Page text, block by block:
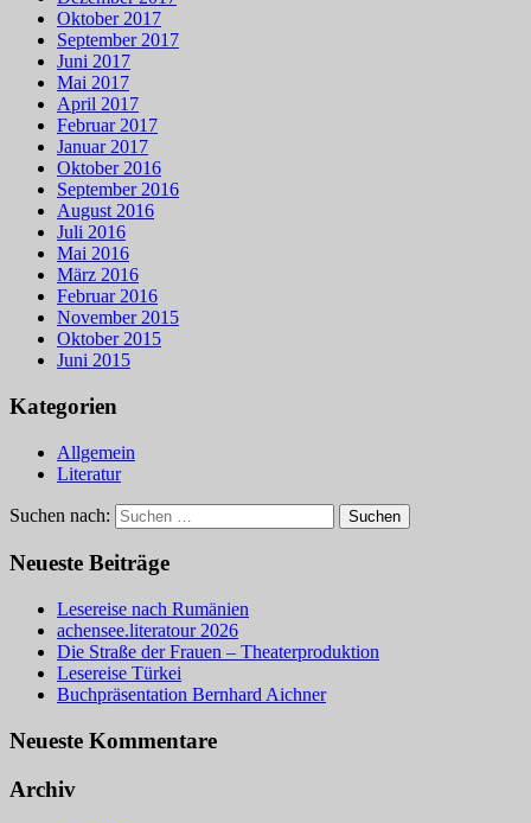
Oktober 2017
September 2017
Juni 2017
Mai 2017
April 2017
Februar 2017
Januar 2017
Oktober 2016
September 2016
August 2016
Juli 2016
Mai 2016
März 2016
Februar 2016
November 2015
Oktober 2015
Juni 2015
Kategorien
Allgemein
Literatur
Suchen nach:
Neueste Beiträge
Lesereise nach Rumänien
achensee.literatour 2026
Die Straße der Frauen – Theaterproduktion
Lesereise Türkei
Buchpräsentation Bernhard Aichner
Neueste Kommentare
Archiv